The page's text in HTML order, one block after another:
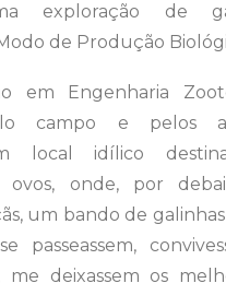
exploração de
de Produção
em Engenharia
campo e pelos
local idílico
ovos, onde, por
um bando de
passeassem,
me deixassem os